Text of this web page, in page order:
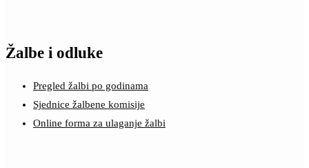
Žalbe i odluke
Pregled žalbi po godinama
Sjednice žalbene komisije
Online forma za ulaganje žalbi